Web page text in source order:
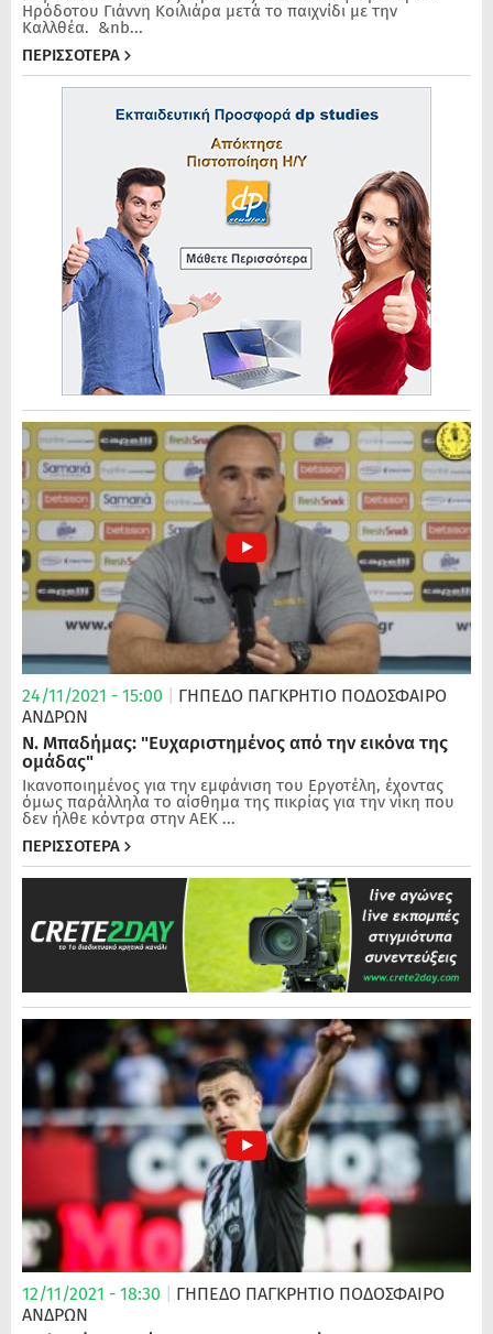
Ηρόδοτου Γιάννη Κοιλιάρα μετά το παιχνίδι με την
Καλλθέα. &nb...
ΠΕΡΙΣΣΟΤΕΡΑ
24/11/2021 - 15:00 ΓΗΠΕΔΟ ΠΑΓΚΡΗΤΙΟ ΠΟΔΌΣΦΑΙΡΟ
ΑΝΔΡΏΝ
Ν. Μπαδήμας: "Ευχαριστημένος από την εικόνα της
ομάδας"
Ικανοποιημένος για την εμφάνιση του Εργοτέλη, έχοντας
όμως παράλληλα το αίσθημα της πικρίας για την νίκη που
δεν ήλθε κόντρα στην ΑΕΚ ...
ΠΕΡΙΣΣΟΤΕΡΑ
12/11/2021 - 18:30 ΓΗΠΕΔΟ ΠΑΓΚΡΗΤΙΟ ΠΟΔΌΣΦΑΙΡΟ
ΑΝΔΡΏΝ